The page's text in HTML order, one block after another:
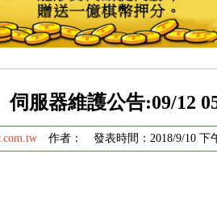
伺服器維護公告:09/12
作者： 發表時間：2018/9/10